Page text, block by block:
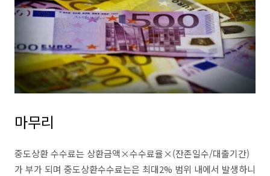
마무리
중도상환 수수료는 상환금액×수수료율×(잔존일수/대출기간)
가 부가 되며 중도상환수수료는은 최대2% 범위 내에서 발생하니